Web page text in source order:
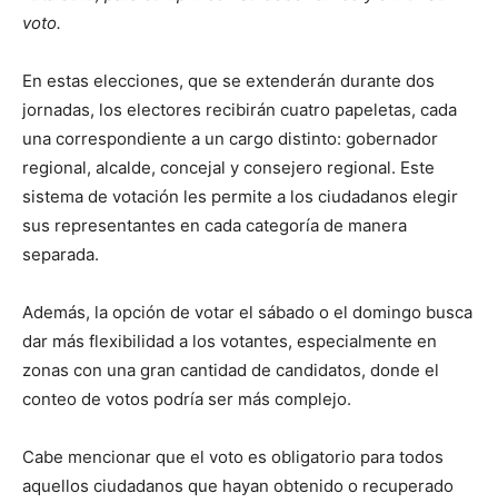
voto.
En estas elecciones, que se extenderán durante dos
jornadas, los electores recibirán cuatro papeletas, cada
una correspondiente a un cargo distinto: gobernador
regional, alcalde, concejal y consejero regional. Este
sistema de votación les permite a los ciudadanos elegir
sus representantes en cada categoría de manera
separada.
Además, la opción de votar el sábado o el domingo busca
dar más flexibilidad a los votantes, especialmente en
zonas con una gran cantidad de candidatos, donde el
conteo de votos podría ser más complejo.
Cabe mencionar que el voto es obligatorio para todos
aquellos ciudadanos que hayan obtenido o recuperado